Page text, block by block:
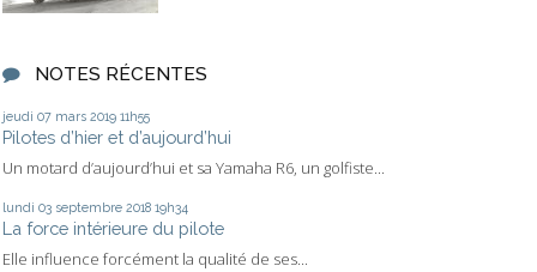
NOTES RÉCENTES
jeudi 07 mars 2019 11h55
Pilotes d’hier et d’aujourd’hui
Un motard d’aujourd’hui et sa Yamaha R6, un golfiste...
lundi 03 septembre 2018 19h34
La force intérieure du pilote
Elle influence forcément la qualité de ses...